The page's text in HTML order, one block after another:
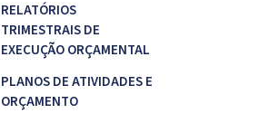
RELATÓRIOS
TRIMESTRAIS DE
EXECUÇÃO ORÇAMENTAL
PLANOS DE ATIVIDADES E
ORÇAMENTO